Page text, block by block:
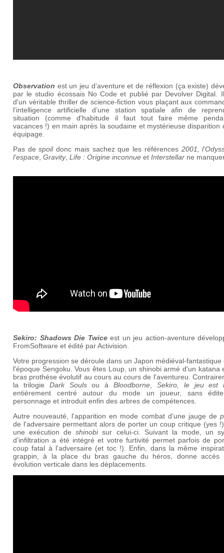
Observation est un jeu d’aventure et de réflexion (ça existe)
par le studio écossais No Code et publié par Devolver Digital.
d'un véritable thriller de science-fiction vous plaçant aux
l’intelligence artificielle d’une station spatiale afin de
situation (comme d'habitude il faut tout faire même
vacances !) en main après la soudaine et mystérieuse disparition
équipage.
Pas despoildonc mais sachez que les références 2001,
l’espace Gravity, Life : Origine inconnue et Interstellar ne
Sekiro: Shadows Die Twiceest un jeu action-aventure
FromSoftware et édité par Activision.
Votre progression se déroule dans un Japon médiéval-fantastique
l'époque Sengoku. Vous êtes Loup, un shinobi armé d'un katana
bras prothése évolutif au cours au cours de l'aventureu.
la trilogie Dark Soulsou àBloodborne
Sekiro, le jeu est
entièrement centré autour du mode un joueur, sans
personnage et introduit enfin des arbres de compétences.
Autre nouveauté, l'apparition en mode combat d'une jauge de
de l'adversaire permettant alors de porter un coup critique (yes
une exécution deshinobisur celui-ci. Suivant la mode, un
d'infiltration a été intégré et votre furtivité permet parfois de
coup fatal à l'adversaire (et toc !). Enfin, dans la même
grappin, à la place du bras gauche du héros, donne accès
évolution verticale dans les déplacements.